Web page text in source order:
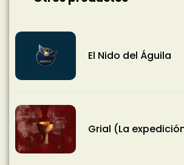
El Nido del Águila
Grial (La